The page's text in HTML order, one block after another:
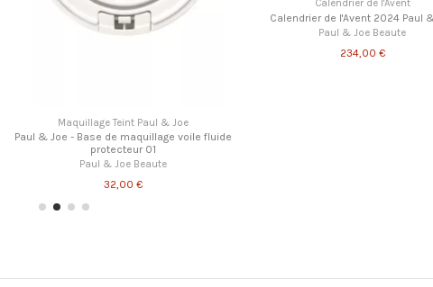
Maquillage Teint Paul & Joe
- Base de maquillage voile fluide
protecteur 01
Paul & Joe Beaute
Calendrier de l'Avent
Calendrier de l'Avent 2024 Paul & Joe
Paul & Joe Beaute